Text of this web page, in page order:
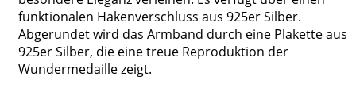
funktionalen Hakenverschluss aus 925er Silber.
Abgerundet wird das Armband durch eine Plakette aus
925er Silber, die eine treue Reproduktion der
Wundermedaille zeigt.